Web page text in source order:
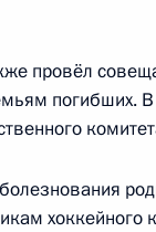
провёл
погибших. В
хоккейного